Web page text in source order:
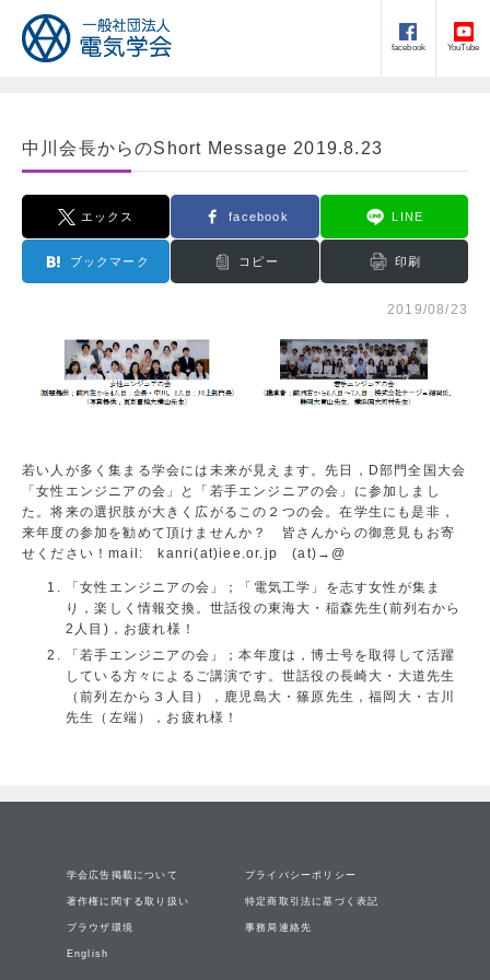
facebook YouTube
中川会長からのShort Message 2019.8.23
エックス facebook LINE
ブックマーク コピー 印刷
2019/08/23
若い人が多く集まる学会には未来が見えます。先日，D部門全国大会
「女性エンジニアの会」と「若手エンジニアの会」に参加しまし
た。将来の選択肢が大きく広がるこの２つの会。在学生にも是非，
来年度の参加を勧めて頂けませんか？ 皆さんからの御意見もお寄
せください！mail: kanri(at)iee.or.jp (at)→@
「女性エンジニアの会」；「電気工学」を志す女性が集ま
り，楽しく情報交換。世話役の東海大・稲森先生(前列右から
2人目)，お疲れ様！
「若手エンジニアの会」；本年度は，博士号を取得して活躍
している方々によるご講演です。世話役の長崎大・大道先生
（前列左から３人目），鹿児島大・篠原先生，福岡大・古川
先生（左端），お疲れ様！
学会広告掲載について プライバシーポリシー
著作権に関する取り扱い 特定商取引法に基づく表記
ブラウザ環境 事務局連絡先
English